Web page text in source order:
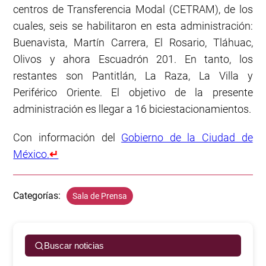
centros de Transferencia Modal (CETRAM), de los
cuales, seis se habilitaron en esta administración:
Buenavista, Martín Carrera, El Rosario, Tláhuac,
Olivos y ahora Escuadrón 201. En tanto, los
restantes son Pantitlán, La Raza, La Villa y
Periférico Oriente. El objetivo de la presente
administración es llegar a 16 biciestacionamientos.
Con información del Gobierno de la Ciudad de
México.↵
Categorías: Sala de Prensa
Buscar noticias